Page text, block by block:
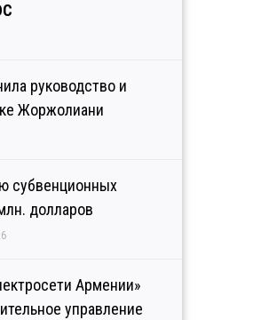
руководство и
Жоржолиани
субвенционных
долларов
Армении»
управление